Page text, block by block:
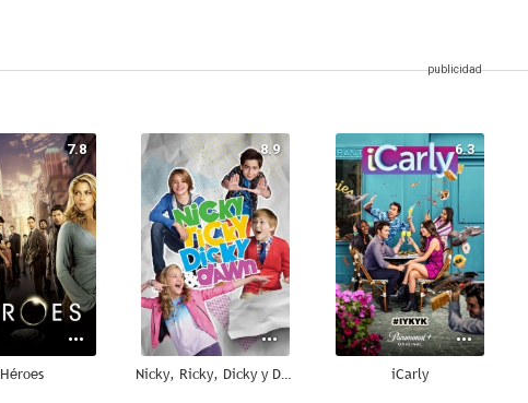
7.8
Héroes
8.9
Nicky, Ricky, Dicky y Dawn
6.3
iCarly